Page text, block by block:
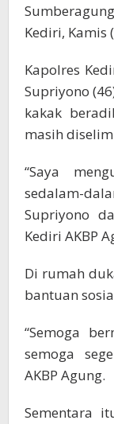
Kediri, Kamis
Kapolres
Supriyono
kakak
masih
“Saya
sedalam-
Supriyono
Kediri AKBP
Di rumah
bantuan
“Semoga
semoga
AKBP Agung.
Sementara